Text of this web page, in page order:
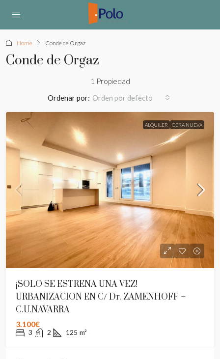
Home Conde de Orgaz
Conde de Orgaz
1 Propiedad
Ordenar por: Orden por defecto
ALQUILER OBRA NUEVA
¡SOLO SE ESTRENA UNA VEZ!
URBANIZACION EN C/ Dr. ZAMENHOFF –
C.U.NAVARRA
3.100€
3 2 125 m²